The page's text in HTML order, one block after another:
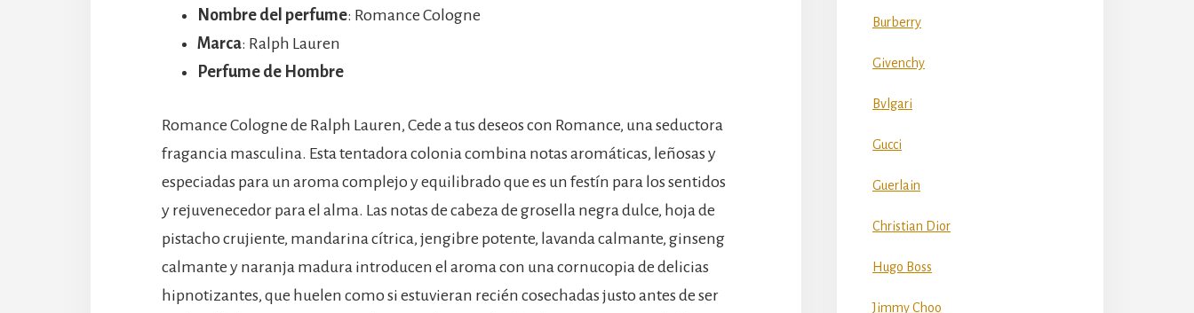
Nombre del perfume: Romance Cologne
Marca: Ralph Lauren
Perfume de Hombre
Romance Cologne de Ralph Lauren, Cede a tus deseos con Romance, una seductora
fragancia masculina. Esta tentadora colonia combina notas aromáticas, leñosas y
especiadas para un aroma complejo y equilibrado que es un festín para los sentidos
y rejuvenecedor para el alma. Las notas de cabeza de grosella negra dulce, hoja de
pistacho crujiente, mandarina cítrica, jengibre potente, lavanda calmante, ginseng
calmante y naranja madura introducen el aroma con una cornucopia de delicias
hipnotizantes, que huelen como si estuvieran recién cosechadas justo antes de ser
Burberry
Givenchy
Bvlgari
Gucci
Guerlain
Christian Dior
Hugo Boss
Jimmy Choo